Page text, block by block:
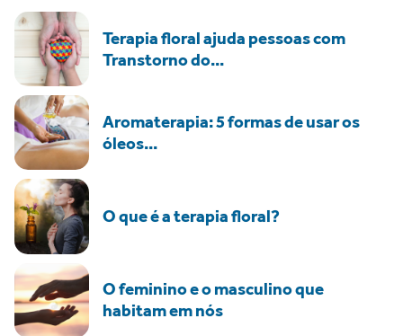
Terapia floral ajuda pessoas com
Transtorno do...
Aromaterapia: 5 formas de usar os
óleos...
O que é a terapia floral?
O feminino e o masculino que
habitam em nós